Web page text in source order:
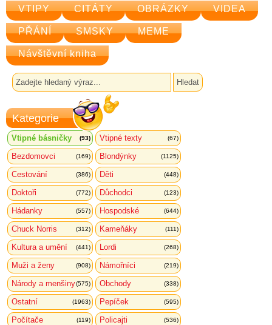
VTIPY CITÁTY OBRÁZKY VIDEA
PŘÁNÍ SMSKY MEME
Návštěvní kniha
Kategorie
Vtipné básničky (93) Vtipné texty (67)
Bezdomovci (169) Blondýnky (1125)
Cestování (386) Děti (448)
Doktoři (772) Důchodci (123)
Hádanky (557) Hospodské (644)
Chuck Norris (312) Kameňáky (111)
Kultura a umění (441) Lordi (268)
Muži a ženy (908) Námořníci (219)
Národy a menšiny(575) Obchody (338)
Ostatní (1963) Pepíček (595)
Počítače (119) Policajti (536)